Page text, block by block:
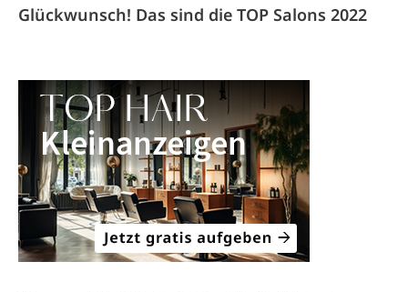
Glückwunsch! Das sind die TOP Salons 2022